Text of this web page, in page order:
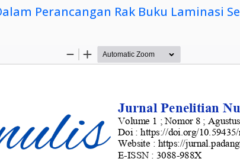
Perancangan Rak Buku Laminasi